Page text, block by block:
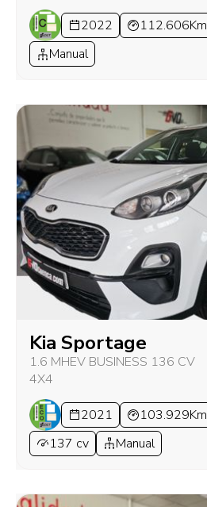
2022 112.606Km
Manual
Kia Sportage
1.6 MHEV BUSINESS 136 CV
4X4
2021 103.929Km
137 cv
Manual